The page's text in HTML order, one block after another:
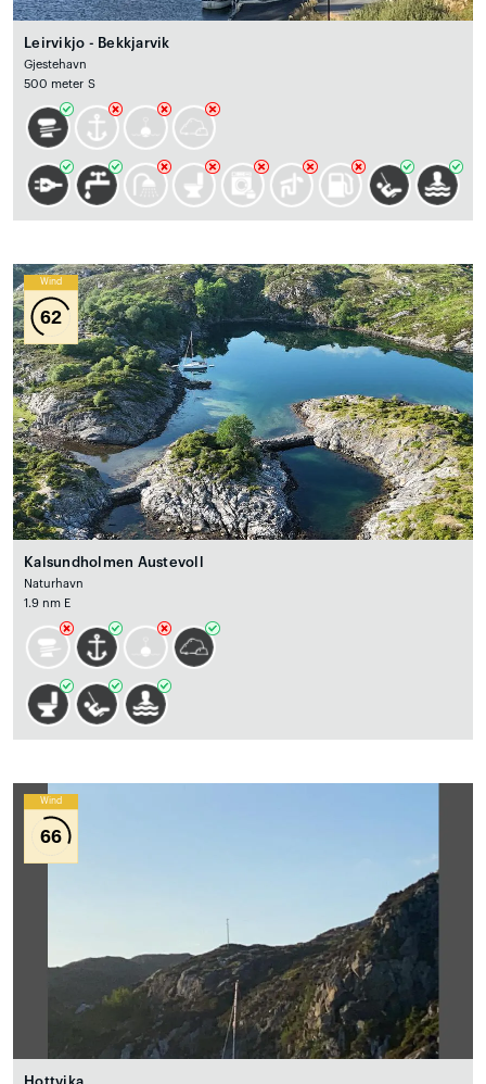
Leirvikjo - Bekkjarvik
Gjestehavn
500 meter S
Wind
62
Kalsundholmen Austevoll
Naturhavn
1.9 nm E
Wind
66